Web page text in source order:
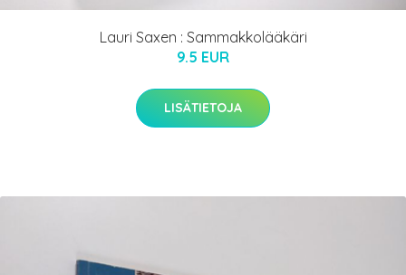
Lauri Saxen : Sammakkolääkäri
9.5 EUR
LISÄTIETOJA